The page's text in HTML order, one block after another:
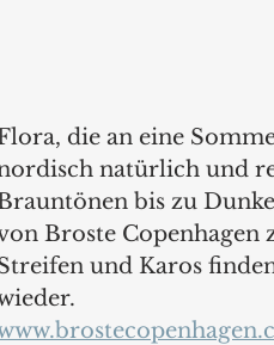
die an eine
natürlich und
bis zu
Broste Copenhagen
und Karos